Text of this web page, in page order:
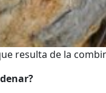
resulta de la